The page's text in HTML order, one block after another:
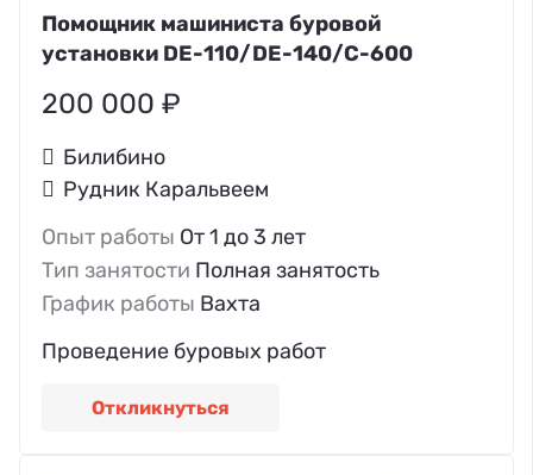
Помощник машиниста буровой
установки DE-110/DE-140/C-600
200 000 ₽
Билибино
Рудник Каральвеем
Опыт работы От 1 до 3 лет
Тип занятости Полная занятость
График работы Вахта
Проведение буровых работ
Откликнуться